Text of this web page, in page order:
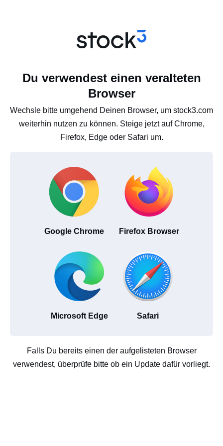
Du verwendest einen veralteten
Browser
Wechsle bitte umgehend Deinen Browser, um stock3.com
weiterhin nutzen zu können. Steige jetzt auf Chrome,
Firefox, Edge oder Safari um.
Google Chrome Firefox Browser
Microsoft Edge Safari
Falls Du bereits einen der aufgelisteten Browser
verwendest, überprüfe bitte ob ein Update dafür vorliegt.